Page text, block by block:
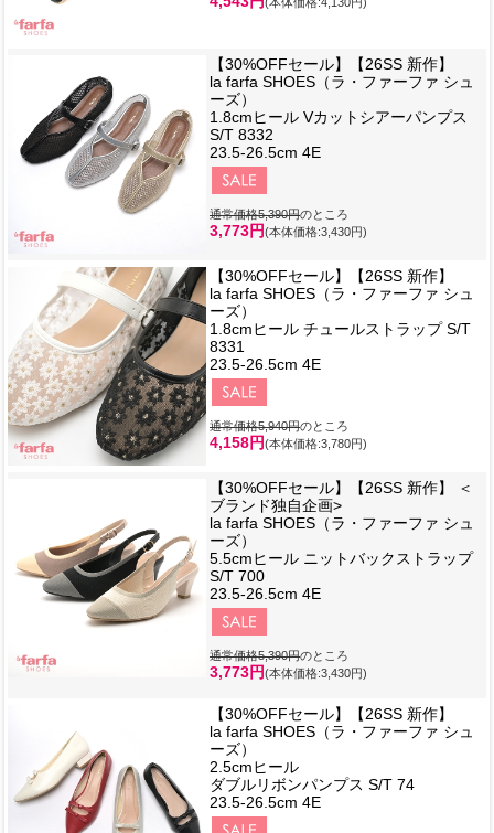
【30%OFFセール】【26SS 新作】
la farfa SHOES（ラ・ファーファ シュ
ーズ）
1.8cmヒール Vカットシアーパンプス
S/T 8332
23.5-26.5cm 4E
通常価格5,390円のところ
3,773円(本体価格:3,430円)
【30%OFFセール】【26SS 新作】
la farfa SHOES（ラ・ファーファ シュ
ーズ）
1.8cmヒール チュールストラップ S/T
8331
23.5-26.5cm 4E
通常価格5,940円のところ
4,158円(本体価格:3,780円)
【30%OFFセール】【26SS 新作】 ＜
ブランド独自企画>
la farfa SHOES（ラ・ファーファ シュ
ーズ）
5.5cmヒール ニットバックストラップ
S/T 700
23.5-26.5cm 4E
通常価格5,390円のところ
3,773円(本体価格:3,430円)
【30%OFFセール】【26SS 新作】
la farfa SHOES（ラ・ファーファ シュ
ーズ）
2.5cmヒール
ダブルリボンパンプス S/T 74
23.5-26.5cm 4E